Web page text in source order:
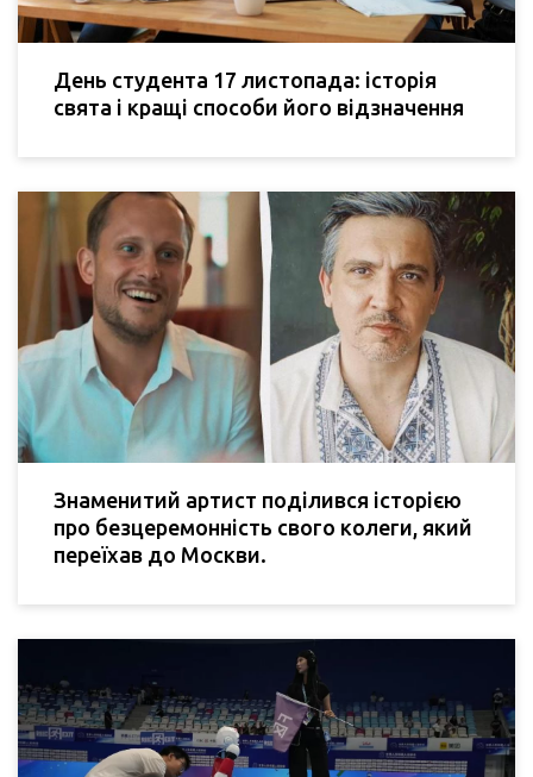
День студента 17 листопада: історія
свята і кращі способи його відзначення
Знаменитий артист поділився історією
про безцеремонність свого колеги, який
переїхав до Москви.